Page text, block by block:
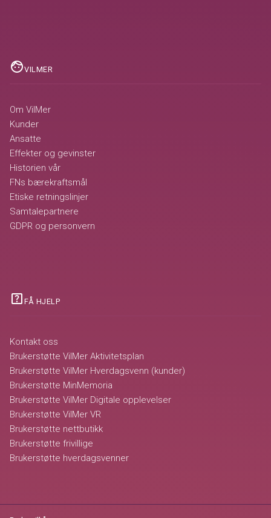
faceVILMER
Om VilMer
Kunder
Ansatte
Effekter og gevinster
Historien vår
FNs bærekraftsmål
Etiske retningslinjer
Samtalepartnere
GDPR og personvern
help_center FÅ HJELP
Kontakt oss
Brukerstøtte VilMer Aktivitetsplan
Brukerstøtte VilMer Hverdagsvenn (kunder)
Brukerstøtte MinMemoria
Brukerstøtte VilMer Digitale opplevelser
Brukerstøtte VilMer VR
Brukerstøtte nettbutikk
Brukerstøtte frivillige
Brukerstøtte hverdagsvenner